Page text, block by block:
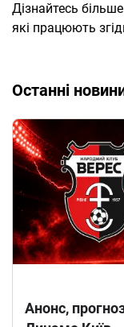
Дізнайтесь
які працюють
Останні
Анонс,